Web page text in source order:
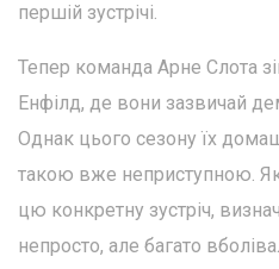
першій зустрічі.
Тепер команда Арне Слота
Енфілд, де вони зазвичай
Однак цього сезону їх
такою вже неприступною.
цю конкретну зустріч,
непросто, але багато